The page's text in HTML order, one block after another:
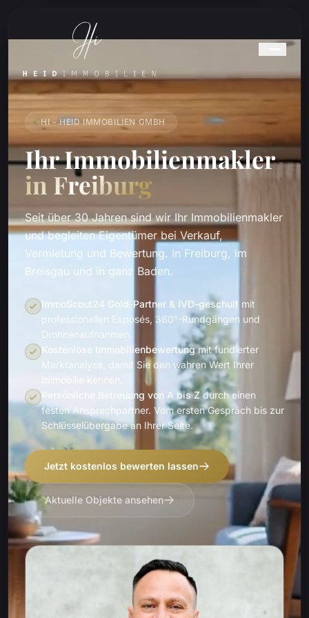
HI - HEID IMMOBILIEN GMBH
Ihr Immobilienmakler
in Freiburg
Seit über 30 Jahren sind wir Ihr Immobilienmakler
und begleiten Eigentümer bei Verkauf,
Vermietung und Bewertung. In Freiburg, im
Breisgau und in ganz Baden.
ImmoScout24 Gold-Partner & IVD-geschult mit
professionellen Exposés, 360°-Rundgängen und
Drohnenaufnahmen.
Kostenlose Immobilienbewertungmit fundierter
Marktanalyse, damit Sie den wahren Wert Ihrer
Immobilie kennen.
Persönliche Betreuung von A bis Z durch einen
festen Ansprechpartner. Vom ersten Gespräch bis zur
Schlüsselübergabe an Ihrer Seite.
Jetzt kostenlos bewerten lassen
Aktuelle Objekte ansehen